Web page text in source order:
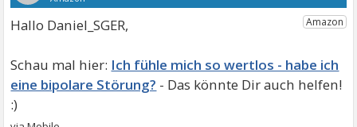
Hallo Daniel_SGER,
Ich fühle mich so wertlos - habe ich
eine bipolare Störung?